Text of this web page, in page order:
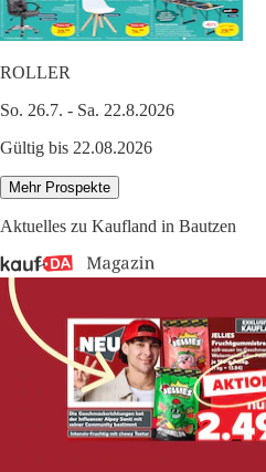
ROLLER
So. 26.7. - Sa. 22.8.2026
Gültig bis 22.08.2026
Mehr Prospekte
Aktuelles zu Kaufland in Bautzen